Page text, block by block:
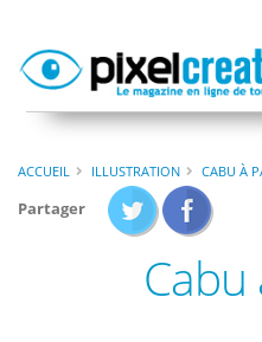
ACCUEIL ILLUSTRATION CABU À
Partager
Cabu